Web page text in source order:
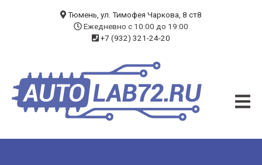
ЧИП-ТЮНИНГ
ДИАГНОСТИКА
Тюмень, ул. Тимофея Чаркова, 8 ст8
Ежедневно с 10:00 до 19:00
+7 (932) 321-24-20